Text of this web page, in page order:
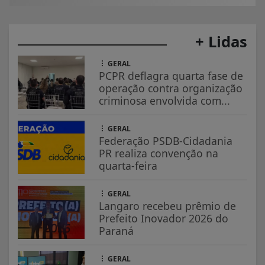
+ Lidas
GERAL
PCPR deflagra quarta fase de
operação contra organização
criminosa envolvida com...
GERAL
Federação PSDB-Cidadania
PR realiza convenção na
quarta-feira
GERAL
Langaro recebeu prêmio de
Prefeito Inovador 2026 do
Paraná
GERAL